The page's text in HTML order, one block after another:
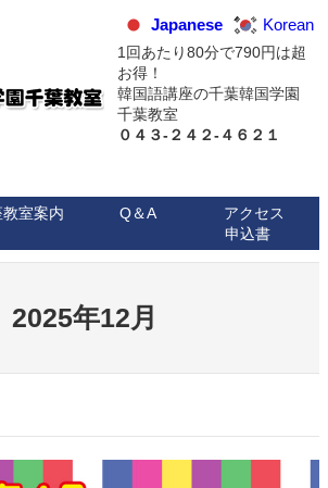
Japanese Korean
1回あたり80分で790円は超
お得！
韓国語講座の千葉韓国学園
千葉教室
０４３-２４２-４６２１
室案内 Q＆A
アクセス
申込書
2025年12月